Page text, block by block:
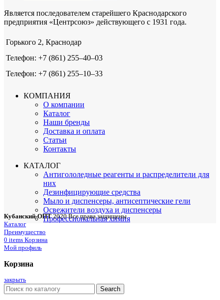
Является последователем старейшего Краснодарского
предприятия «Центрсоюз» действующего с 1931 года.
Горького 2, Краснодар
Телефон: +7 (861) 255‒40‒03
Телефон: +7 (861) 255‒10‒33
КОМПАНИЯ
О компании
Каталог
Наши бренды
Доставка и оплата
Статьи
Контакты
КАТАЛОГ
Антигололедные реагенты и распределители для
них
Дезинфицирующие средства
Мыло и диспенсеры, антисептические гели
Освежители воздуха и диспенсеры
Профессиональная химия
Кубанский-ОПТ 2020 Все права защищены
Каталог
Преимущество
0 items Корзина
Мой профиль
Корзина
закрыть
Search